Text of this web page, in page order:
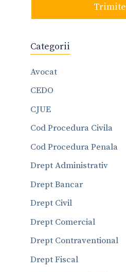
Trimite
Categorii
Avocat
CEDO
CJUE
Cod Procedura Civila
Cod Procedura Penala
Drept Administrativ
Drept Bancar
Drept Civil
Drept Comercial
Drept Contraventional
Drept Fiscal